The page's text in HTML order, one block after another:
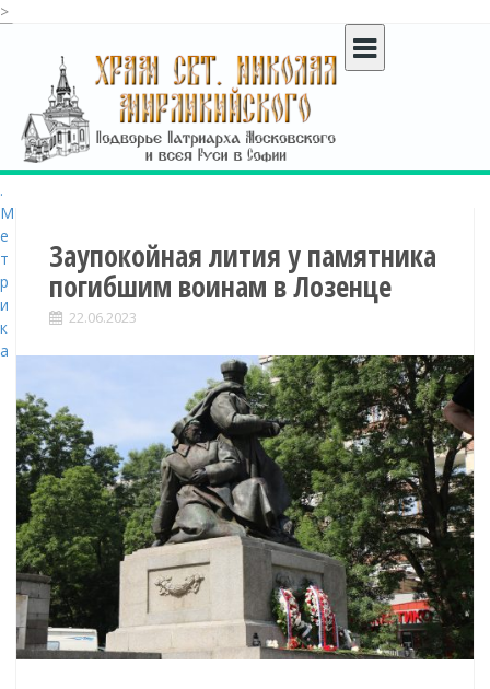
>
c
o
n
t
e
n
t
Заупокойная лития у памятника
погибшим воинам в Лозенце
22.06.2023